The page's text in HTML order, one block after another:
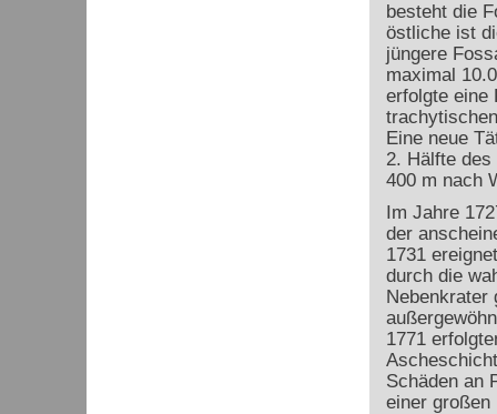
besteht die
östliche ist
jüngere
maximal
erfolgte eine
Eine neue
2. Hälfte
400 m nach
Im Jahre
der
1731
durch die
Nebenkrater
1771
Schäden an
einer großen